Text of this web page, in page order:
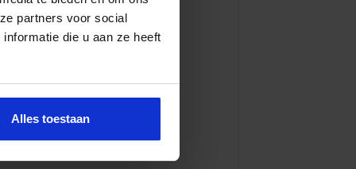
partners voor social
die u aan ze heeft
Alles toestaan